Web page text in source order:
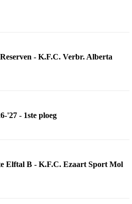
- K.F.C. Verbr. Alberta
'27 - 1ste ploeg
Elftal B - K.F.C. Ezaart Sport Mol